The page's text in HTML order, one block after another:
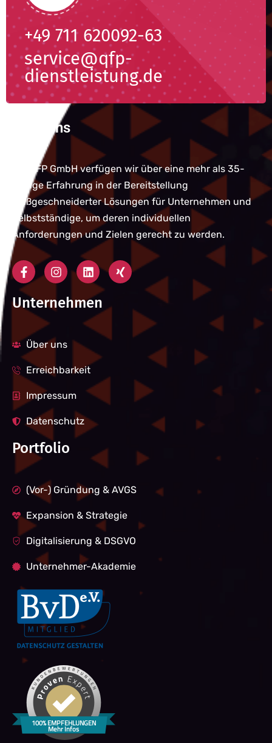
+49 711 620092-63
service@qfp-
dienstleistung.de
Über uns
Bei QFP GmbH verfügen wir über eine mehr als 35-
jährige Erfahrung in der Bereitstellung
maßgeschneiderter Lösungen für Unternehmen und
Selbstständige, um deren individuellen
Anforderungen und Zielen gerecht zu werden.
Unternehmen
Über uns
Erreichbarkeit
Impressum
Datenschutz
Portfolio
(Vor-) Gründung & AVGS
Expansion & Strategie
Digitalisierung & DSGVO
Unternehmer-Akademie
100% EMPFEHLUNGEN
Mehr Infos